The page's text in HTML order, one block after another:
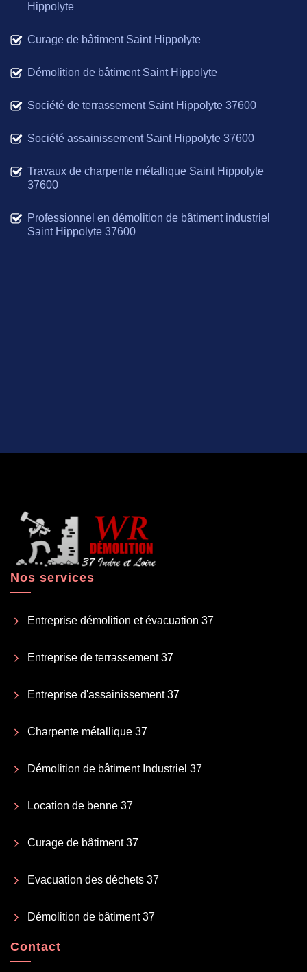
Hippolyte
Curage de bâtiment Saint Hippolyte
Démolition de bâtiment Saint Hippolyte
Société de terrassement Saint Hippolyte 37600
Société assainissement Saint Hippolyte 37600
Travaux de charpente métallique Saint Hippolyte
37600
Professionnel en démolition de bâtiment industriel
Saint Hippolyte 37600
Nos services
Entreprise démolition et évacuation 37
Entreprise de terrassement 37
Entreprise d'assainissement 37
Charpente métallique 37
Démolition de bâtiment Industriel 37
Location de benne 37
Curage de bâtiment 37
Evacuation des déchets 37
Démolition de bâtiment 37
Contact